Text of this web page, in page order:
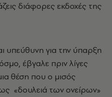
διάφορες εκδοχές της
υπεύθυνη για την ύπαρξη
έβγαλε πριν λίγες
θέση που ο μισός
«δουλειά των ονείρων»